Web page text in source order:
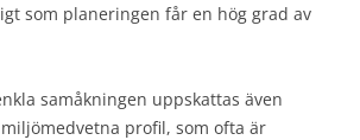
som planeringen får en hög grad av
samåkningen uppskattas även
profil, som ofta är